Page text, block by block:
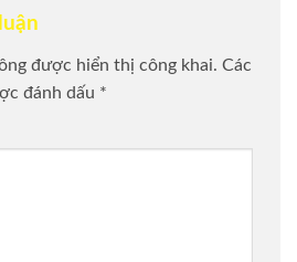
được hiển thị công khai. Các
đánh dấu *